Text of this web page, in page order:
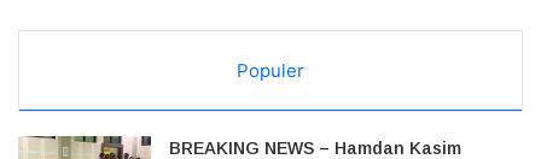
Populer
BREAKING NEWS – Hamdan Kasim